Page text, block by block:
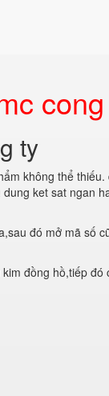
cong
ty
không thể thiếu.
ket sat ngan
đó mở mã số
đồng hồ,tiếp đó